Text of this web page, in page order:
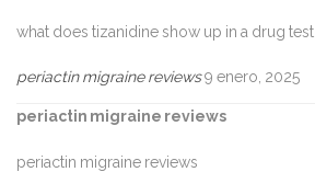
what does tizanidine show up in a drug test
periactin migraine reviews9 enero, 2025
periactin migraine reviews
periactin migraine reviews